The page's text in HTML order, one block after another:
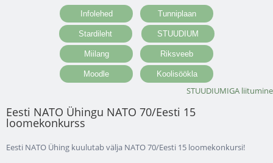
STUUDIUMIGA liitumine
Eesti NATO Ühingu NATO 70/Eesti 15
loomekonkurss
Eesti NATO Ühing kuulutab välja NATO 70/Eesti 15 loomekonkursi!